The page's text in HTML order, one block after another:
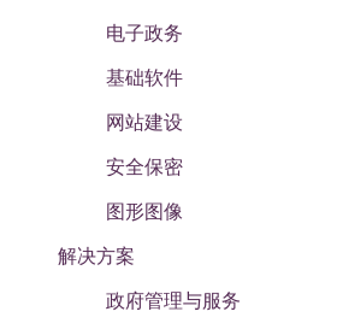
电子政务
基础软件
网站建设
安全保密
图形图像
解决方案
政府管理与服务